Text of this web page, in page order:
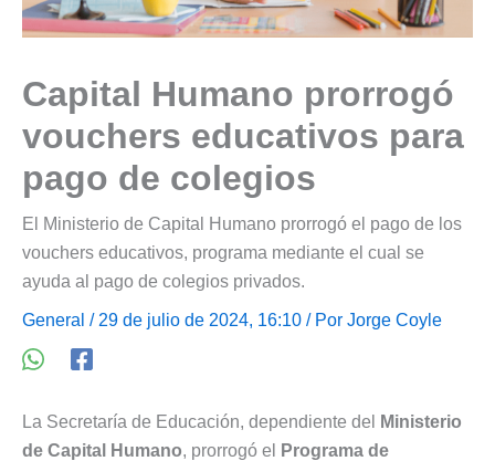
Capital Humano prorrogó
vouchers educativos para
pago de colegios
El Ministerio de Capital Humano prorrogó el pago de los
vouchers educativos, programa mediante el cual se
ayuda al pago de colegios privados.
General / 29 de julio de 2024, 16:10 / Por Jorge Coyle
La Secretaría de Educación, dependiente del
Ministerio
de Capital Humano, prorrogó el
Programa de